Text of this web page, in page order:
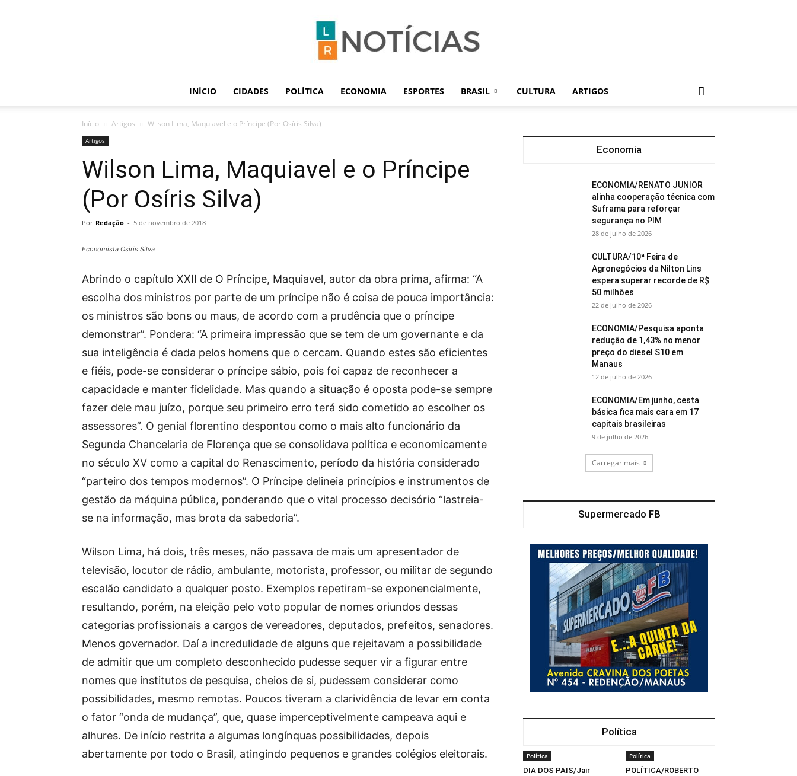
Notícias
INÍCIO CIDADES POLÍTICA ECONOMIA ESPORTES BRASIL CULTURA ARTIGOS
Início Artigos Wilson Lima, Maquiavel e o Príncipe (Por Osíris Silva)
Artigos
Wilson Lima, Maquiavel e o Príncipe
(Por Osíris Silva)
Por Redação - 5 de novembro de 2018
Economista Osiris Silva
Abrindo o capítulo XXII de O Príncipe, Maquiavel, autor da obra prima, afirma: “A
escolha dos ministros por parte de um príncipe não é coisa de pouca importância:
os ministros são bons ou maus, de acordo com a prudência que o príncipe
demonstrar”. Pondera: “A primeira impressão que se tem de um governante e da
sua inteligência é dada pelos homens que o cercam. Quando estes são eficientes
e fiéis, pode-se considerar o príncipe sábio, pois foi capaz de reconhecer a
capacidade e manter fidelidade. Mas quando a situação é oposta pode-se sempre
fazer dele mau juízo, porque seu primeiro erro terá sido cometido ao escolher os
assessores”. O genial florentino despontou como o mais alto funcionário da
Segunda Chancelaria de Florença que se consolidava política e economicamente
no século XV como a capital do Renascimento, período da história considerado
“parteiro dos tempos modernos”. O Príncipe delineia princípios e instrumentos de
gestão da máquina pública, ponderando que o vital processo decisório “lastreia-
se na informação, mas brota da sabedoria”.
Wilson Lima, há dois, três meses, não passava de mais um apresentador de
televisão, locutor de rádio, ambulante, motorista, professor, ou militar de segundo
escalão candidato a qualquer posto. Exemplos repetiram-se exponencialmente,
resultando, porém, na eleição pelo voto popular de nomes oriundos dessas
categorias profissionais a cargos de vereadores, deputados, prefeitos, senadores.
Menos governador. Daí a incredulidade de alguns que rejeitavam a possibilidade
de admitir que um completo desconhecido pudesse sequer vir a figurar entre
nomes que institutos de pesquisa, cheios de si, pudessem considerar como
possibilidades, mesmo remotas. Poucos tiveram a clarividência de levar em conta
o fator “onda de mudança”, que, quase imperceptivelmente campeava aqui e
alhures. De início restrita a algumas longínquas possibilidades, depois
abertamente por todo o Brasil, atingindo pequenos e grandes colégios eleitorais.
Economia
ECONOMIA/RENATO JUNIOR
alinha cooperação técnica com
Suframa para reforçar
segurança no PIM
28 de julho de 2026
CULTURA/10ª Feira de
Agronegócios da Nilton Lins
espera superar recorde de R$
50 milhões
22 de julho de 2026
ECONOMIA/Pesquisa aponta
redução de 1,43% no menor
preço do diesel S10 em
Manaus
12 de julho de 2026
ECONOMIA/Em junho, cesta
básica fica mais cara em 17
capitais brasileiras
9 de julho de 2026
Carregar mais
Supermercado FB
Política
Política
DIA DOS PAIS/Jair
Política
POLÍTICA/ROBERTO